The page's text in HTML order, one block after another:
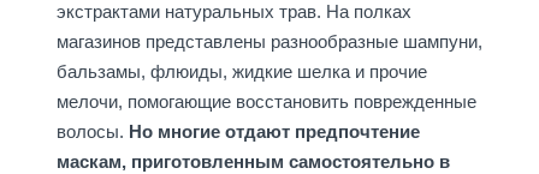
экстрактами натуральных трав. На полках
магазинов представлены разнообразные шампуни,
бальзамы, флюиды, жидкие шелка и прочие
мелочи, помогающие восстановить поврежденные
волосы. Но многие отдают предпочтение
маскам, приготовленным самостоятельно в